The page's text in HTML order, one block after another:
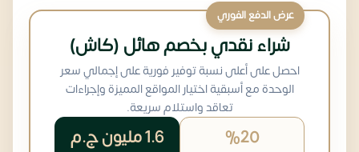
عرض الدفع الفوري
شراء نقدي بخصم هائل (كاش)
احصل على أعلى نسبة توفير فورية على إجمالي سعر
الوحدة مع أسبقية اختيار المواقع المميزة وإجراءات
تعاقد واستلام سريعة.
%20 1.6 مليون ج.م